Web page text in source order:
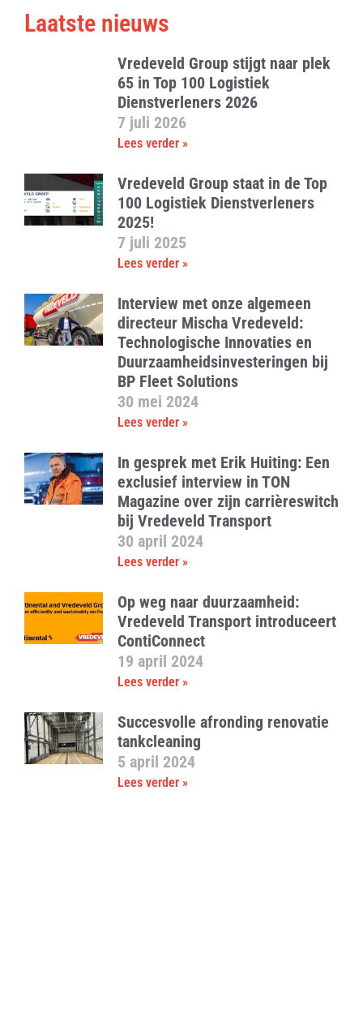
Laatste nieuws
Vredeveld Group stijgt naar plek
65 in Top 100 Logistiek
Dienstverleners 2026
7 juli 2026
Lees verder »
Vredeveld Group staat in de Top
100 Logistiek Dienstverleners
2025!
7 juli 2025
Lees verder »
Interview met onze algemeen
directeur Mischa Vredeveld:
Technologische Innovaties en
Duurzaamheidsinvesteringen bij
BP Fleet Solutions
30 mei 2024
Lees verder »
In gesprek met Erik Huiting: Een
exclusief interview in TON
Magazine over zijn carrièreswitch
bij Vredeveld Transport
30 april 2024
Lees verder »
Op weg naar duurzaamheid:
Vredeveld Transport introduceert
ContiConnect
19 april 2024
Lees verder »
Succesvolle afronding renovatie
tankcleaning
5 april 2024
Lees verder »